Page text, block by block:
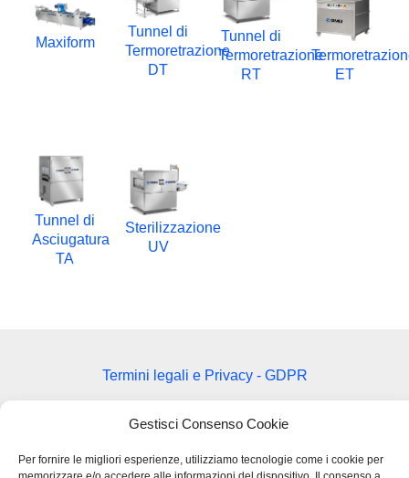
Gestisci Consenso Cookie
Per fornire le migliori esperienze, utilizziamo tecnologie come i cookie per
Maxiform
Tunnel di
Termoretrazione
DT
Tunnel di
Termoretrazione
RT
ET
Tunnel di
Asciugatura
TA
Sterilizzazione
UV
Termini legali e Privacy - GDPR
36034 MOLINA DI MALO (VI)